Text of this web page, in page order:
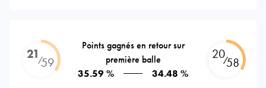
21⁄59
Points gagnés en retour sur
première balle
35.59 %
34.48 %
20⁄58